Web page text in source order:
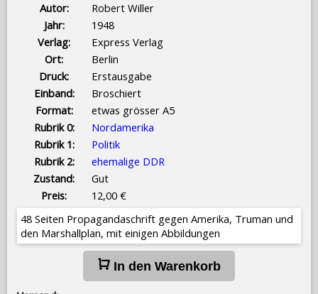
Autor:
Robert Willer
Jahr:
1948
Verlag:
Express Verlag
Ort:
Berlin
Druck:
Erstausgabe
Einband:
Broschiert
Format:
etwas grösser A5
Rubrik 0:
Nordamerika
Rubrik 1:
Politik
Rubrik 2:
ehemalige DDR
Zustand:
Gut
Preis:
12,00 €
48 Seiten Propagandaschrift gegen Amerika, Truman und
den Marshallplan, mit einigen Abbildungen
In den Warenkorb